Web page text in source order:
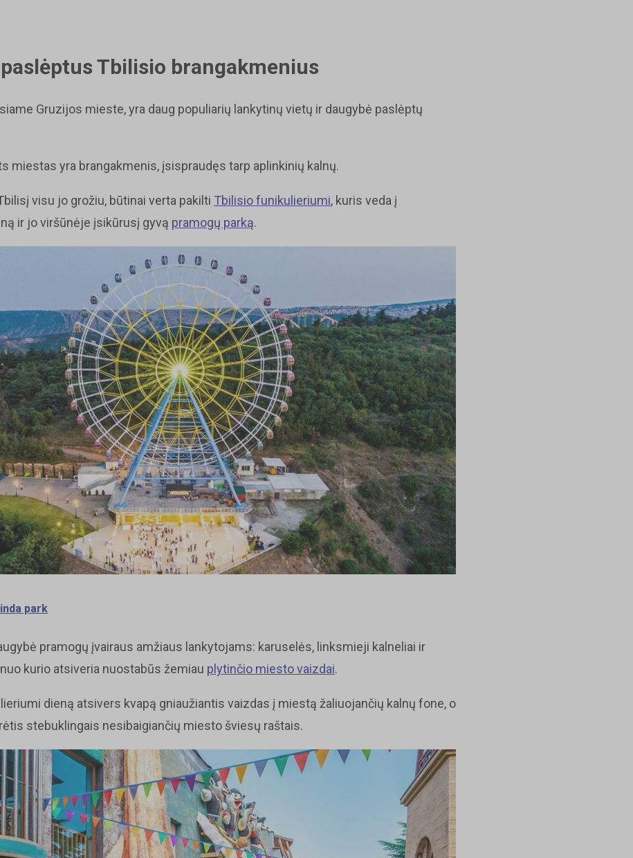
Tbilisio brangakmenius
Gruzijos mieste, yra daug populiarių lankytinų vietų ir daugybė paslėptų
miestas yra brangakmenis, įsispraudęs tarp aplinkinių kalnų.
visu jo grožiu, būtinai verta pakilti Tbilisio funikulieriumi, kuris veda į
ir jo viršūnėje įsikūrusį gyvą pramogų parką.
park
pramogų įvairaus amžiaus lankytojams: karuselės, linksmieji kalneliai ir
kurio atsiveria nuostabūs žemiau plytinčio miesto vaizdai.
dieną atsivers kvapą gniaužiantis vaizdas į miestą žaliuojančių kalnų fone, o
stebuklingais nesibaigiančių miesto šviesų raštais.